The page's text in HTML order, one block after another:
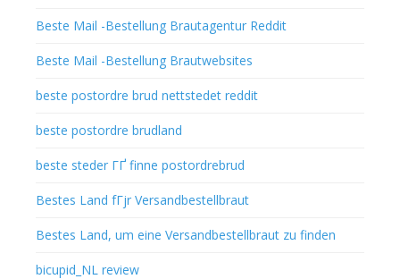
Beste Mail -Bestellung Brautagentur Reddit
Beste Mail -Bestellung Brautwebsites
beste postordre brud nettstedet reddit
beste postordre brudland
beste steder ГҐ finne postordrebrud
Bestes Land fГјr Versandbestellbraut
Bestes Land, um eine Versandbestellbraut zu finden
bicupid_NL review